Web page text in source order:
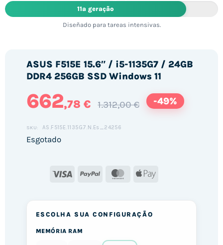
11ª geração
Diseñado para tareas intensivas.
ASUS F515E 15.6″ / i5-1135G7 / 24GB
DDR4 256GB SSD Windows 11
662,78 € 1.312,00 € -49%
SKU: AS.F515E.1135G7.N.Es_24256
Esgotado
Visa PayPal MasterCard
Apple
ESCOLHA SUA CONFIGURAÇÃO
MEMÓRIA RAM